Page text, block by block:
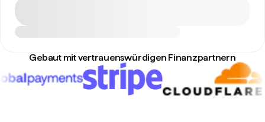
Gebaut mit vertrauenswürdigen Finanzpartnern